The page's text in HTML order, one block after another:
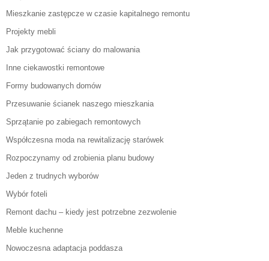
Mieszkanie zastępcze w czasie kapitalnego remontu
Projekty mebli
Jak przygotować ściany do malowania
Inne ciekawostki remontowe
Formy budowanych domów
Przesuwanie ścianek naszego mieszkania
Sprzątanie po zabiegach remontowych
Współczesna moda na rewitalizację starówek
Rozpoczynamy od zrobienia planu budowy
Jeden z trudnych wyborów
Wybór foteli
Remont dachu – kiedy jest potrzebne zezwolenie
Meble kuchenne
Nowoczesna adaptacja poddasza